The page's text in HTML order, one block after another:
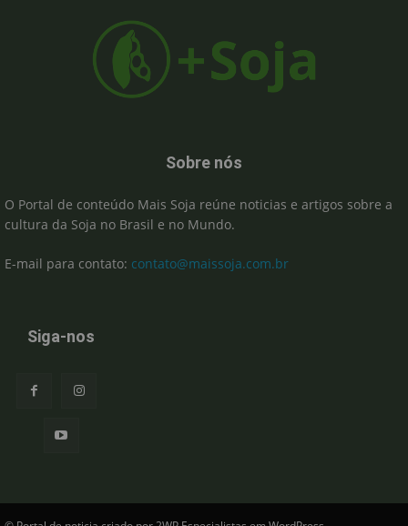
Sobre nós
O Portal de conteúdo Mais Soja reúne noticias e artigos sobre a
cultura da Soja no Brasil e no Mundo.
E-mail para contato: contato@maissoja.com.br
Siga-nos